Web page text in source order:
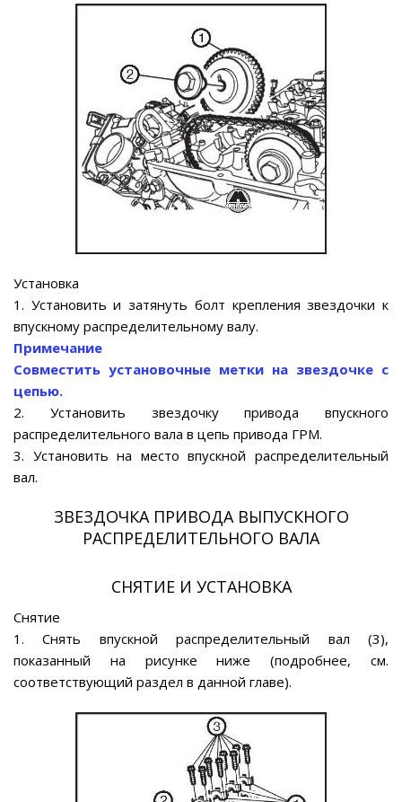
Установка
1. Установить и затянуть болт крепления звездочки к
впускному распределительному валу.
Примечание
Совместить установочные метки на звездочке с
цепью.
2. Установить звездочку привода впускного
распределительного вала в цепь привода ГРМ.
3. Установить на место впускной распределительный
вал.
ЗВЕЗДОЧКА ПРИВОДА ВЫПУСКНОГО
РАСПРЕДЕЛИТЕЛЬНОГО ВАЛА
СНЯТИЕ И УСТАНОВКА
Снятие
1. Снять впускной распределительный вал (3),
показанный на рисунке ниже (подробнее, см.
соответствующий раздел в данной главе).